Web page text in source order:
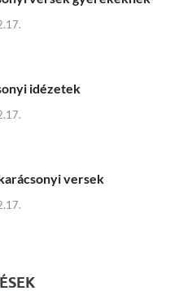
idézetek
versek